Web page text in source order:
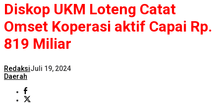
Diskop UKM Loteng Catat
Omset Koperasi aktif Capai Rp.
819 Miliar
RedaksiJuli 19, 2024
Daerah